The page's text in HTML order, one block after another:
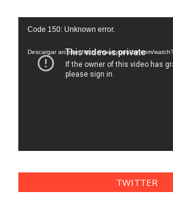
Reproductor
vídeo
Code 150: Unknown error.
Descargar archivo: https://www.youtube.com/
TWITTER